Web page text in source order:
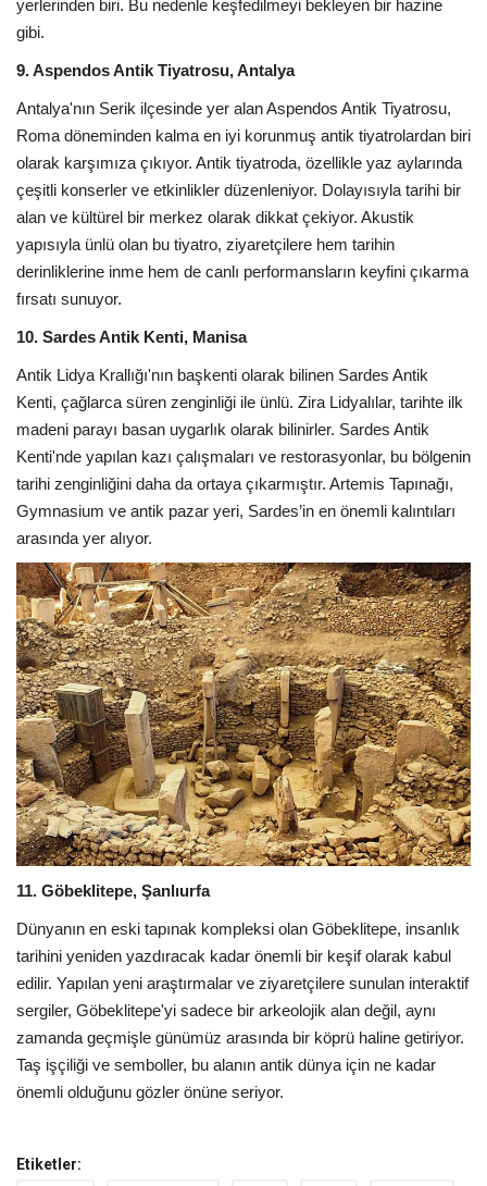
yerlerinden biri. Bu nedenle keşfedilmeyi bekleyen bir hazine
gibi.
9. Aspendos Antik Tiyatrosu, Antalya
Antalya'nın Serik ilçesinde yer alan Aspendos Antik Tiyatrosu,
Roma döneminden kalma en iyi korunmuş antik tiyatrolardan biri
olarak karşımıza çıkıyor. Antik tiyatroda, özellikle yaz aylarında
çeşitli konserler ve etkinlikler düzenleniyor. Dolayısıyla tarihi bir
alan ve kültürel bir merkez olarak dikkat çekiyor. Akustik
yapısıyla ünlü olan bu tiyatro, ziyaretçilere hem tarihin
derinliklerine inme hem de canlı performansların keyfini çıkarma
fırsatı sunuyor.
10. Sardes Antik Kenti, Manisa
Antik Lidya Krallığı'nın başkenti olarak bilinen Sardes Antik
Kenti, çağlarca süren zenginliği ile ünlü. Zira Lidyalılar, tarihte ilk
madeni parayı basan uygarlık olarak bilinirler. Sardes Antik
Kenti'nde yapılan kazı çalışmaları ve restorasyonlar, bu bölgenin
tarihi zenginliğini daha da ortaya çıkarmıştır. Artemis Tapınağı,
Gymnasium ve antik pazar yeri, Sardes’in en önemli kalıntıları
arasında yer alıyor.
11. Göbeklitepe, Şanlıurfa
Dünyanın en eski tapınak kompleksi olan Göbeklitepe, insanlık
tarihini yeniden yazdıracak kadar önemli bir keşif olarak kabul
edilir. Yapılan yeni araştırmalar ve ziyaretçilere sunulan interaktif
sergiler, Göbeklitepe'yi sadece bir arkeolojik alan değil, aynı
zamanda geçmişle günümüz arasında bir köprü haline getiriyor.
Taş işçiliği ve semboller, bu alanın antik dünya için ne kadar
önemli olduğunu gözler önüne seriyor.
Etiketler: